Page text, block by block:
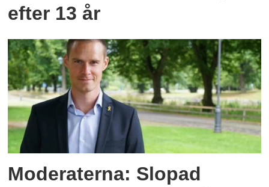
efter 13 år
Moderaterna: Slopad